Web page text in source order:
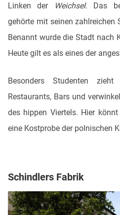
Linken der
Weichsel. Das
gehörte mit seinen zahlreichen
Benannt wurde die Stadt nach
Heute gilt es als eines der
Besonders Studenten
Restaurants, Bars und
des hippen Viertels. Hier
eine Kostprobe der polnischen
Schindlers Fabrik